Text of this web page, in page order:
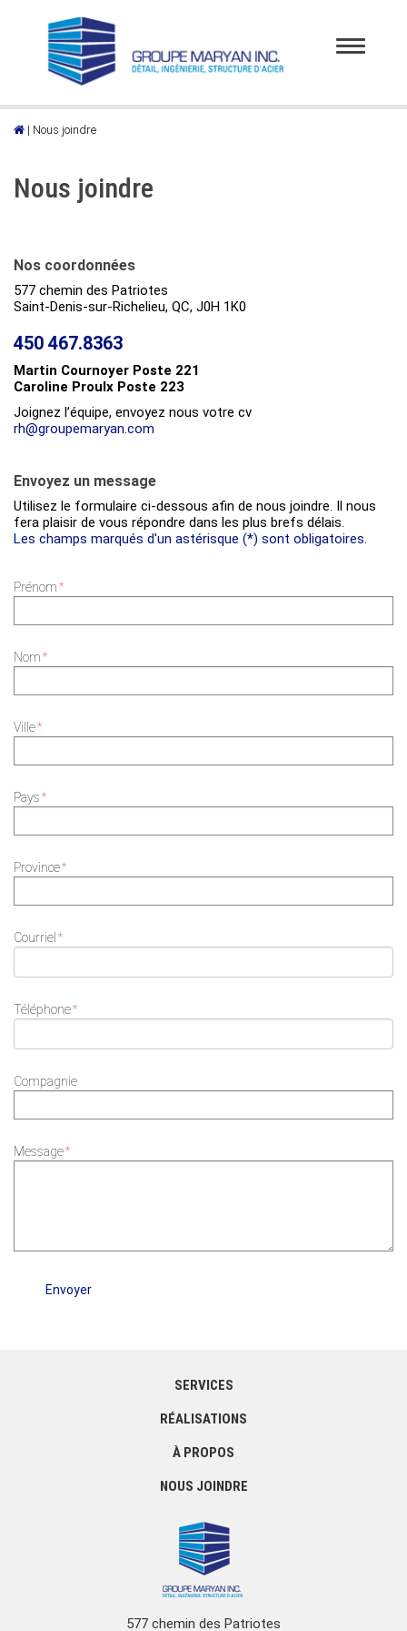
Toggle
| Nous joindre
Nous joindre
Nos coordonnées
577 chemin des Patriotes
Saint-Denis-sur-Richelieu, QC, J0H 1K0
450 467.8363
Martin Cournoyer Poste 221
Caroline Proulx Poste 223
Joignez l’équipe, envoyez nous votre cv
rh@groupemaryan.com
Envoyez un message
Utilisez le formulaire ci-dessous afin de nous joindre. Il nous
fera plaisir de vous répondre dans les plus brefs délais.
Les champs marqués d'un astérisque (*) sont obligatoires.
Prénom*
Nom*
Ville*
Pays*
Province*
Courriel *
Téléphone*
Compagnie
Message*
SERVICES
RÉALISATIONS
À PROPOS
NOUS JOINDRE
577 chemin des Patriotes